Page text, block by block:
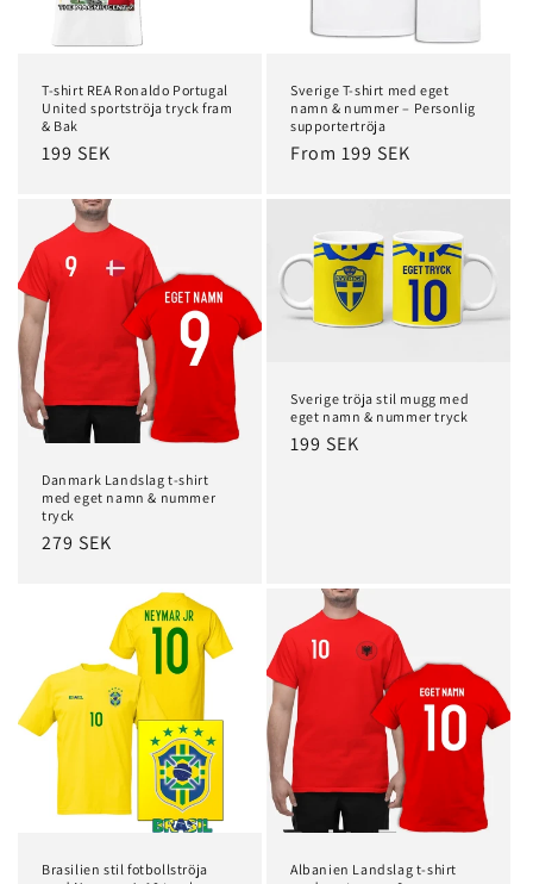
T-shirt REA Ronaldo Portugal
United sportströja tryck fram
& Bak
Regular
199 SEK
Sverige T-shirt med eget
namn & nummer – Personlig
supportertröja
Regular
From 199 SEK
Danmark Landslag t-shirt
med eget namn & nummer
tryck
Regular
279 SEK
Sverige tröja stil mugg med
eget namn & nummer tryck
Regular
199 SEK
Brasilien stil fotbollströja
Albanien Landslag t-shirt